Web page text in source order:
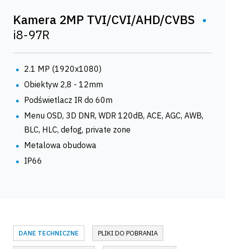
Kamera 2MP TVI/CVI/AHD/CVBS •
i8-97R
2.1 MP (1920x1080)
Obiektyw 2,8 - 12mm
Podświetlacz IR do 60m
Menu OSD, 3D DNR, WDR 120dB, ACE, AGC, AWB,
BLC, HLC, defog, private zone
Metalowa obudowa
IP66
DANE TECHNICZNE PLIKI DO POBRANIA